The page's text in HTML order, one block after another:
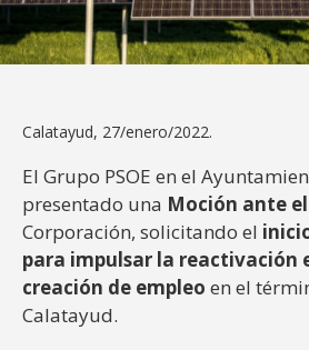
Calatayud, 27/enero/2022.
El Grupo PSOE en el
presentado una Moción ante
Corporación, solicitando el
para impulsar la reactivación
creación de empleo en el
Calatayud.